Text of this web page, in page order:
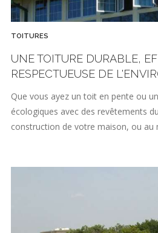
TOITURES
UNE TOITURE DURABLE,
RESPECTUEUSE DE
Que vous ayez un toit en pente ou
écologiques avec des revêtements
construction de votre maison, ou